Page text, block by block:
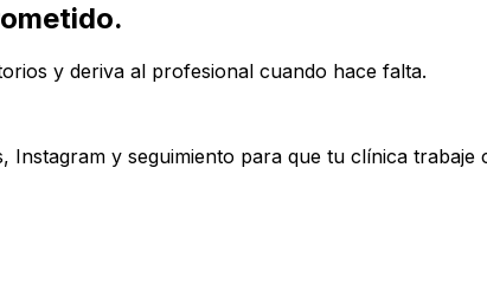
y deriva al profesional cuando hace falta.
y seguimiento para que tu clínica